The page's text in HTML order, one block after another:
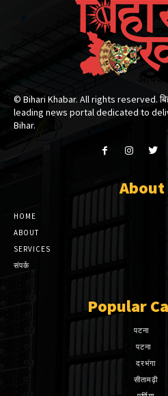
© Bihari Khabar. All rights reserved.
leading news portal dedicated to
Bihar.
About
HOME
ABOUT
SERVICES
संपर्क
Popular
पटना
पटना
दरभंगा
सीतामढ़ी